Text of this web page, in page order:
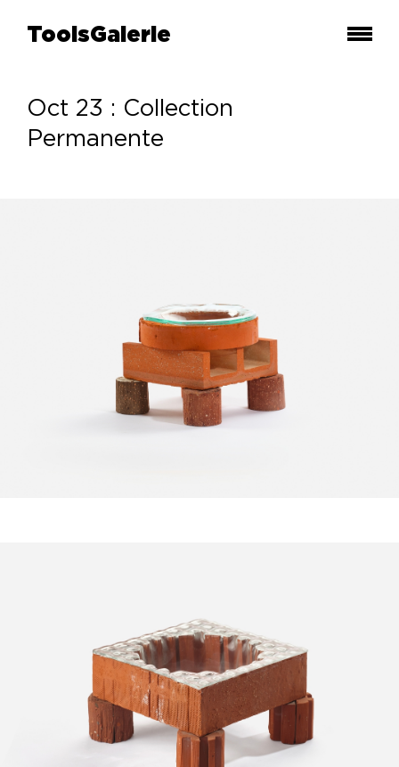
ToolsGalerie
Oct 23 : Collection
Permanente